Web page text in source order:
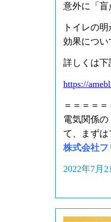
意外に「
トイレの
効果につい
詳しくは
https://
＝＝＝＝
電気関係
て、まず
株式会社
2022年7月